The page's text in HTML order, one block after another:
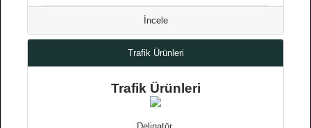
İncele
Trafik Ürünleri
Trafik Ürünleri